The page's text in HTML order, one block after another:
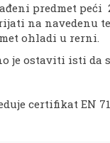
predmet peći
na navedenu
ohladi u rerni.
je ostaviti isti da
certifikat EN 71